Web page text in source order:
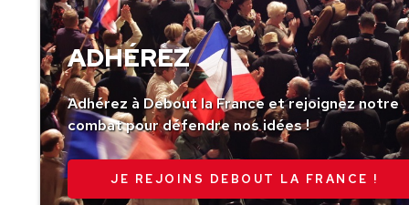
ADHÉREZ
Adhérez à Debout la France et rejoignez notre
combat pour défendre nos idées !
JE REJOINS DEBOUT LA FRANCE !